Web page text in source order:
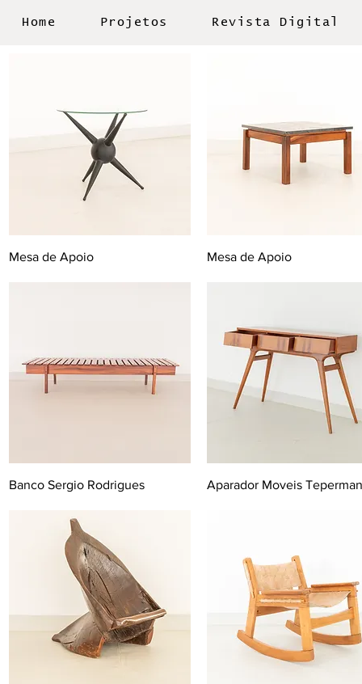
Home Projetos Revista Digital
Mesa de Apoio Mesa de Apoio
Banco Sergio Rodrigues Aparador Moveis Teperman